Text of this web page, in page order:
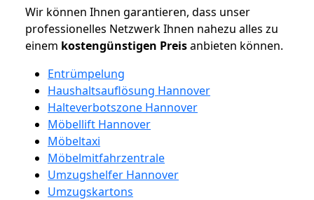
Wir können Ihnen garantieren, dass unser
professionelles Netzwerk Ihnen nahezu alles zu
einem kostengünstigen Preisanbieten können.
Entrümpelung
Haushaltsauflösung Hannover
Halteverbotszone Hannover
Möbellift Hannover
Möbeltaxi
Möbelmitfahrzentrale
Umzugshelfer Hannover
Umzugskartons